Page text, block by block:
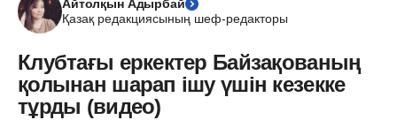
Айтолқын Адырбай
Қазақ редакциясының шеф-редакторы
Клубтағы еркектер Байзақованың
қолынан шарап ішу үшін кезекке
тұрды (видео)